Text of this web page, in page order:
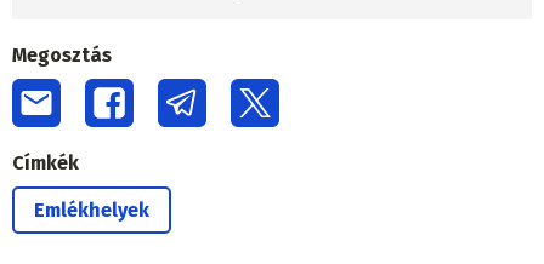
Megosztás
Címkék
Emlékhelyek